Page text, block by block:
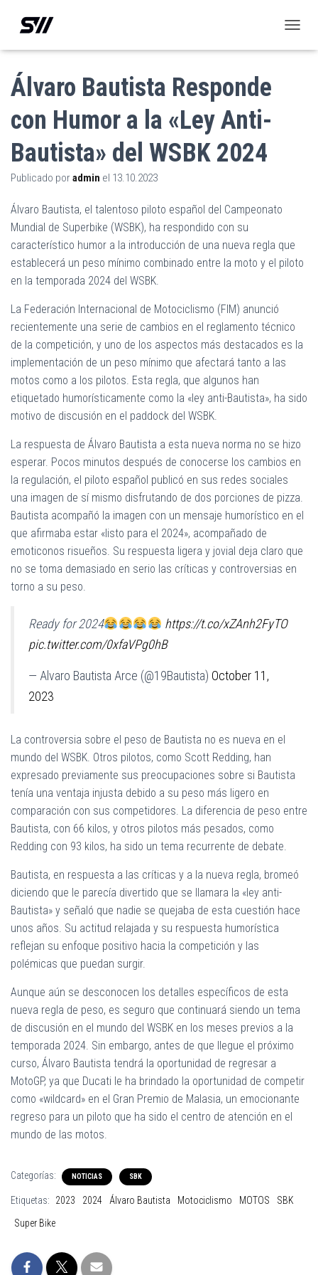
A
E
G
N
Álvaro Bautista Responde
con Humor a la «Ley Anti-
Bautista» del WSBK 2024
Publicado poradmin el 13.10.2023
Álvaro Bautista, el talentoso piloto español del Campeonato
Mundial de Superbike (WSBK), ha respondido con su
característico humor a la introducción de una nueva regla que
establecerá un peso mínimo combinado entre la moto y el piloto
en la temporada 2024 del WSBK.
La Federación Internacional de Motociclismo (FIM) anunció
recientemente una serie de cambios en el reglamento técnico
de la competición, y uno de los aspectos más destacados es la
implementación de un peso mínimo que afectará tanto a las
motos como a los pilotos. Esta regla, que algunos han
etiquetado humorísticamente como la «ley anti-Bautista», ha sido
motivo de discusión en el paddock del WSBK.
La respuesta de Álvaro Bautista a esta nueva norma no se hizo
esperar. Pocos minutos después de conocerse los cambios en
la regulación, el piloto español publicó en sus redes sociales
una imagen de sí mismo disfrutando de dos porciones de pizza.
Bautista acompañó la imagen con un mensaje humorístico en el
que afirmaba estar «listo para el 2024», acompañado de
emoticonos risueños. Su respuesta ligera y jovial deja claro que
no se toma demasiado en serio las críticas y controversias en
torno a su peso.
Ready for 2024
https://t.co/xZAnh2FyTO
pic.twitter.com/0xfaVPg0hB
— Alvaro Bautista Arce (@19Bautista) October 11,
2023
La controversia sobre el peso de Bautista no es nueva en el
mundo del WSBK. Otros pilotos, como Scott Redding, han
expresado previamente sus preocupaciones sobre si Bautista
tenía una ventaja injusta debido a su peso más ligero en
comparación con sus competidores. La diferencia de peso entre
Bautista, con 66 kilos, y otros pilotos más pesados, como
Redding con 93 kilos, ha sido un tema recurrente de debate.
Bautista, en respuesta a las críticas y a la nueva regla, bromeó
diciendo que le parecía divertido que se llamara la «ley anti-
Bautista» y señaló que nadie se quejaba de esta cuestión hace
unos años. Su actitud relajada y su respuesta humorística
reflejan su enfoque positivo hacia la competición y las
polémicas que puedan surgir.
Aunque aún se desconocen los detalles específicos de esta
nueva regla de peso, es seguro que continuará siendo un tema
de discusión en el mundo del WSBK en los meses previos a la
temporada 2024. Sin embargo, antes de que llegue el próximo
curso, Álvaro Bautista tendrá la oportunidad de regresar a
MotoGP, ya que Ducati le ha brindado la oportunidad de competir
como «wildcard» en el Gran Premio de Malasia, un emocionante
regreso para un piloto que ha sido el centro de atención en el
mundo de las motos.
Categorías: NOTICIAS SBK
Etiquetas: 2023 2024 Álvaro Bautista Motociclismo MOTOS
SBK
Super Bike